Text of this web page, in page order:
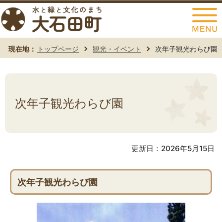
このページの本文へ移動
現在地： トップページ 観光・イベント 次年子観光わらび園
次年子観光わらび園
更新日：2026年5月15日
次年子観光わらび園